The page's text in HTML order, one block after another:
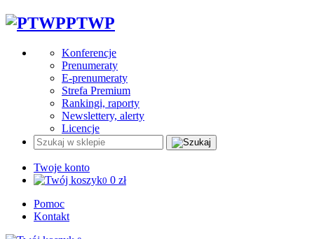
PTWP
Konferencje
Prenumeraty
E-prenumeraty
Strefa Premium
Rankingi, raporty
Newslettery, alerty
Licencje
Twoje konto
0 0 zł
Pomoc
Kontakt